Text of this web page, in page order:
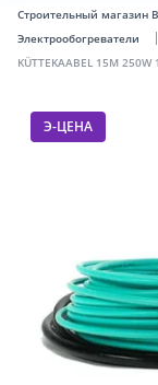
Строительный магазин
Электрообогреватели
KÜTTEKAABEL 15M 250W
Э-ЦЕНА